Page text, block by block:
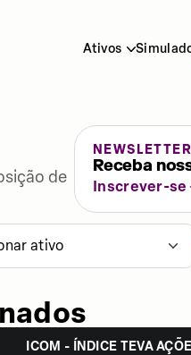
Ativos
de
NEWSLETTER
Receba
Inscrever-se
ativo
ICOM - ÍNDICE TEVA